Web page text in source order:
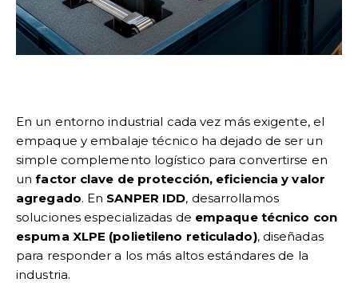
En un entorno industrial cada vez más exigente, el
empaque y embalaje técnico ha dejado de ser un
simple complemento logístico para convertirse en
unfactor clave de protección, eficiencia y valor
agregado. En SANPER IDD, desarrollamos
soluciones especializadas de empaque técnico con
espuma XLPE (polietileno reticulado), diseñadas
para responder a los más altos estándares de la
industria.